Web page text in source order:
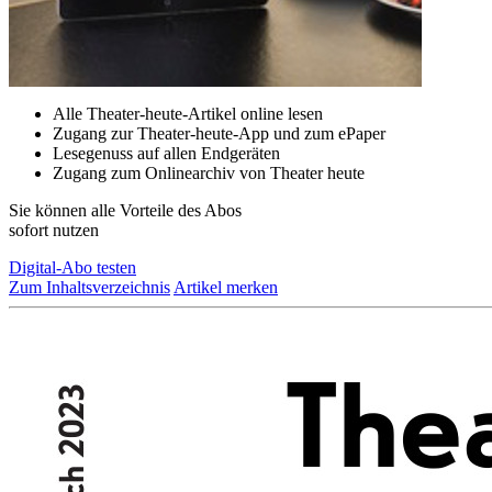
Alle Theater-heute-Artikel online lesen
Zugang zur Theater-heute-App und zum ePaper
Lesegenuss auf allen Endgeräten
Zugang zum Onlinearchiv von Theater heute
Sie können alle Vorteile des Abos
sofort nutzen
Digital-Abo testen
Zum Inhaltsverzeichnis Artikel merken